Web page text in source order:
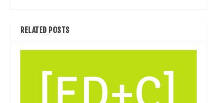
RELATED POSTS